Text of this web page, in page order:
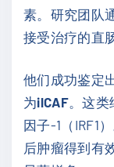
素。研究团队
接受治疗的直
他们成功鉴定
为ilCAF。这类
因子-1（IRF1
后肿瘤得到有